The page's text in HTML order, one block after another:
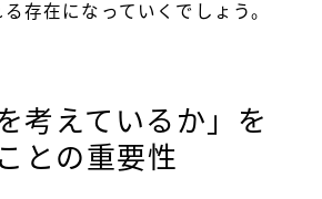
存在になっていくでしょう。
考えているか」を
との重要性